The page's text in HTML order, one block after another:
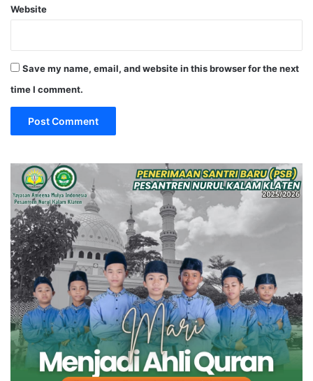
Website
Save my name, email, and website in this browser for the next
time I comment.